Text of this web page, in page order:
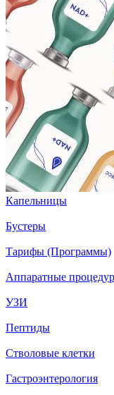
Капельницы
Бустеры
Тарифы (Программы)
Аппаратные
УЗИ
Пептиды
Стволовые клетки
Гастроэнтерология